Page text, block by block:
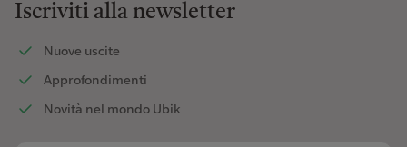
Iscriviti alla newsletter
Nuove uscite
Approfondimenti
Novità nel mondo Ubik